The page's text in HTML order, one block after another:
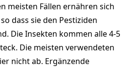
meisten Fällen ernähren sich
dass sie den Pestiziden
Die Insekten kommen alle 4-5
Die meisten verwendeten
nicht ab. Ergänzende